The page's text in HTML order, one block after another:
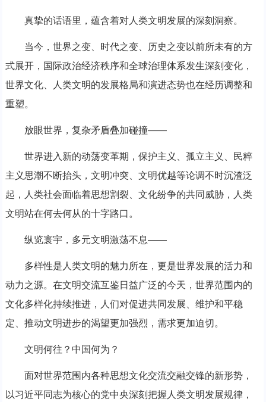
真挚的话语里，蕴含着对人类文明发展的深刻洞察。
当今，世界之变、时代之变、历史之变以前所未有的方
式展开，国际政治经济秩序和全球治理体系发生深刻变化，
世界文化、人类文明的发展格局和演进态势也在经历调整和
重塑。
放眼世界，复杂矛盾叠加碰撞——
世界进入新的动荡变革期，保护主义、孤立主义、民粹
主义思潮不断抬头，文明冲突、文明优越等论调不时沉渣泛
起，人类社会面临着思想割裂、文化纷争的共同威胁，人类
文明站在何去何从的十字路口。
纵览寰宇，多元文明激荡不息——
多样性是人类文明的魅力所在，更是世界发展的活力和
动力之源。在文明交流互鉴日益广泛的今天，世界范围内的
文化多样化持续推进，人们对促进共同发展、维护和平稳
定、推动文明进步的渴望更加强烈，需求更加迫切。
文明何往？中国何为？
面对世界范围内各种思想文化交流交融交锋的新形势，
以习近平同志为核心的党中央深刻把握人类文明发展规律，